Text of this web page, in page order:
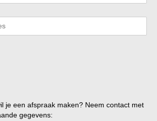
je een afspraak maken? Neem contact met
gegevens: